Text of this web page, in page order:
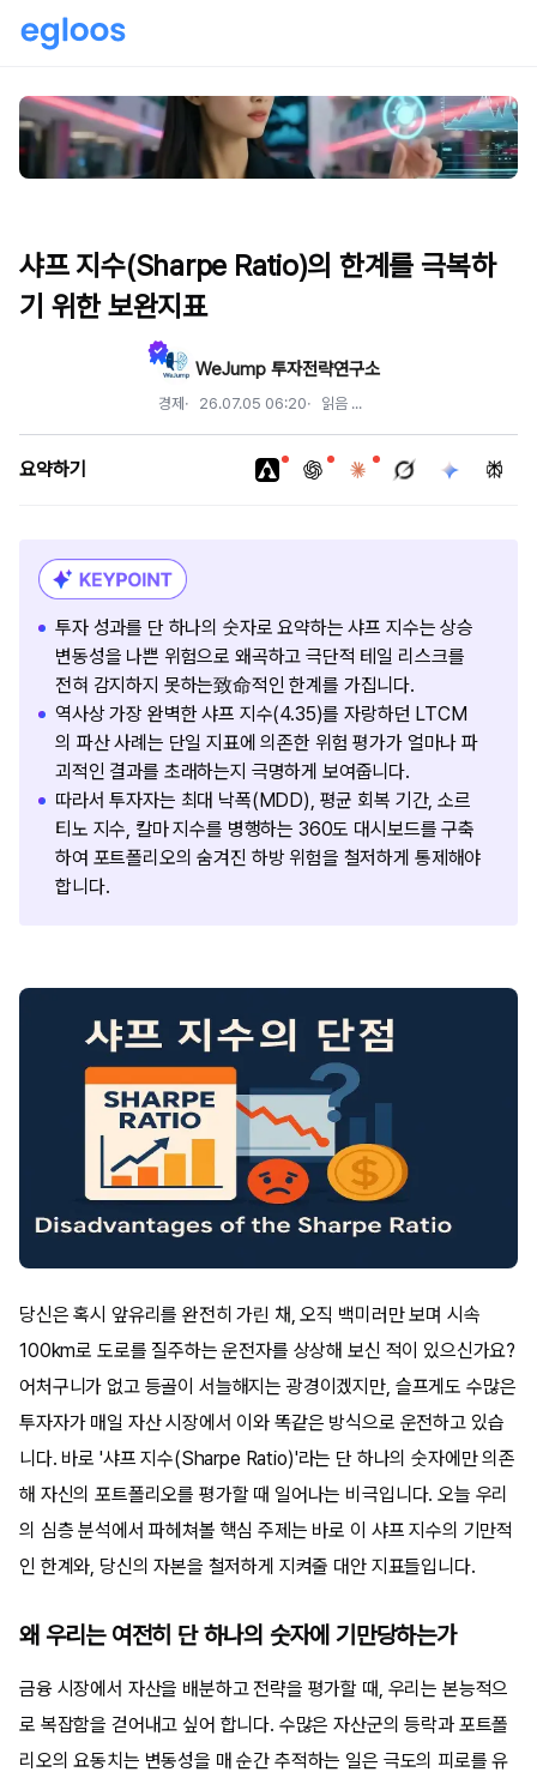
샤프 지수(Sharpe Ratio)의 한계를 극복하
기 위한 보완지표
WeJump 투자전략연구소
경제 26.07.05 06:20 읽음 ...
요약하기
투자 성과를 단 하나의 숫자로 요약하는 샤프 지수는 상승
변동성을 나쁜 위험으로 왜곡하고 극단적 테일 리스크를
전혀 감지하지 못하는致命적인 한계를 가집니다.
역사상 가장 완벽한 샤프 지수(4.35)를 자랑하던 LTCM
의 파산 사례는 단일 지표에 의존한 위험 평가가 얼마나 파
괴적인 결과를 초래하는지 극명하게 보여줍니다.
따라서 투자자는 최대 낙폭(MDD), 평균 회복 기간, 소르
티노 지수, 칼마 지수를 병행하는 360도 대시보드를 구축
하여 포트폴리오의 숨겨진 하방 위험을 철저하게 통제해야
합니다.
당신은 혹시 앞유리를 완전히 가린 채, 오직 백미러만 보며 시속
100km로 도로를 질주하는 운전자를 상상해 보신 적이 있으신가요?
어처구니가 없고 등골이 서늘해지는 광경이겠지만, 슬프게도 수많은
투자자가 매일 자산 시장에서 이와 똑같은 방식으로 운전하고 있습
니다. 바로 '샤프 지수(Sharpe Ratio)'라는 단 하나의 숫자에만 의존
해 자신의 포트폴리오를 평가할 때 일어나는 비극입니다. 오늘 우리
의 심층 분석에서 파헤쳐볼 핵심 주제는 바로 이 샤프 지수의 기만적
인 한계와, 당신의 자본을 철저하게 지켜줄 대안 지표들입니다.
왜 우리는 여전히 단 하나의 숫자에 기만당하는가
금융 시장에서 자산을 배분하고 전략을 평가할 때, 우리는 본능적으
로 복잡함을 걷어내고 싶어 합니다. 수많은 자산군의 등락과 포트폴
리오의 요동치는 변동성을 매 순간 추적하는 일은 극도의 피로를 유